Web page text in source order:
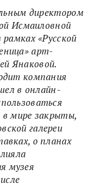
директором
Исмаиловной
рамках «Русской
арт-
Янаковой.
компания
в онлайн-
в мире закрыты,
галереи
о планах
музея